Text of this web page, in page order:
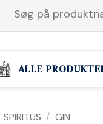
efter:
ALLE
SPIRITUS / GIN